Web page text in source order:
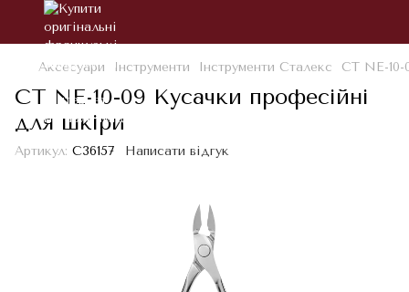
Аксесуари Інструменти Інструменти Сталекс СТ NE-10-
СТ NE-10-09 Кусачки професійні
для шкіри
Артикул: С36157 Написати відгук